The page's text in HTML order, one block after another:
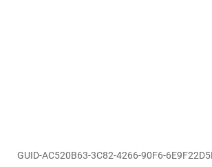
GUID-AC520B63-3C82-4266-90F6-